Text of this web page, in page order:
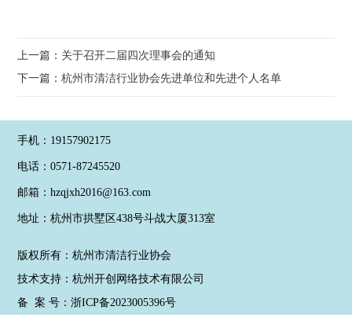
上一篇： 关于召开二届四次理事会的通知
下一篇：杭州市清洁行业协会先进单位和先进个人名单
手机：19157902175
电话：0571-87245520
邮箱：hzqjxh2016@163.com
地址：杭州市拱墅区438号斗战大厦313室
版权所有：杭州市清洁行业协会
技术支持：杭州开创网络技术有限公司
备 案 号：浙ICP备2023005396号